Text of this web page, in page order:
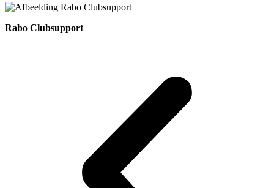
Rabo Clubsupport